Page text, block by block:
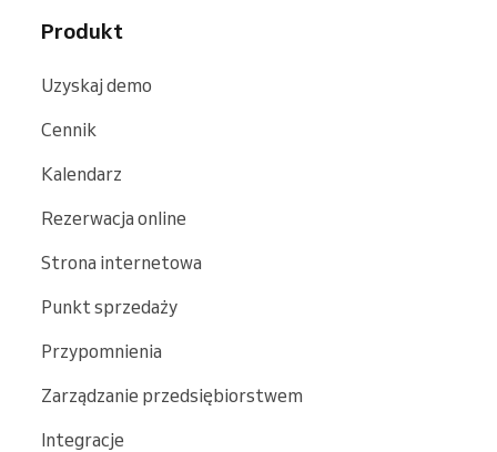
Produkt
Uzyskaj demo
Cennik
Kalendarz
Rezerwacja online
Strona internetowa
Punkt sprzedaży
Przypomnienia
Zarządzanie przedsiębiorstwem
Integracje